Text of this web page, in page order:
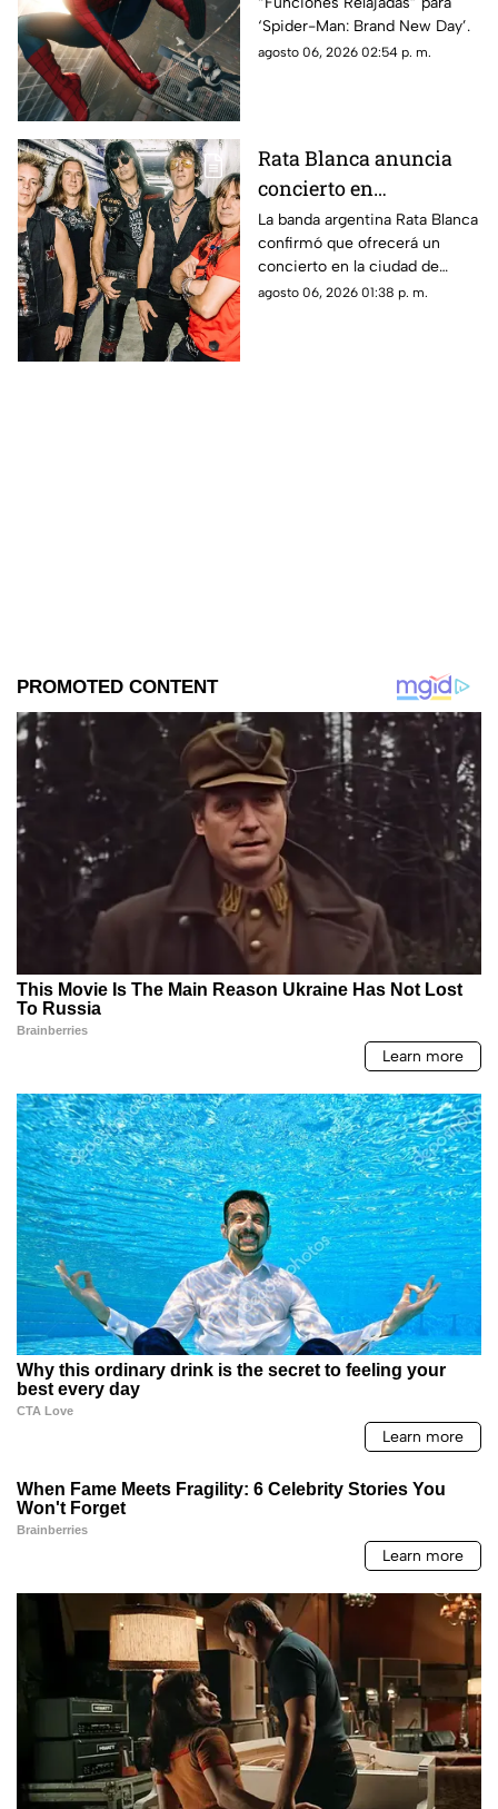
funciones adaptadas
para personas
neurodivergentes
‘Spider-Man: Brand New Day’.
agosto 06, 2026 02:54 p. m.
Rata Blanca anuncia
concierto en
Chihuahua capital:
confirman fecha
La banda argentina Rata Blanca
confirmó que ofrecerá un
concierto en la ciudad de
Chihuahua como parte de su
agosto 06, 2026 01:38 p. m.